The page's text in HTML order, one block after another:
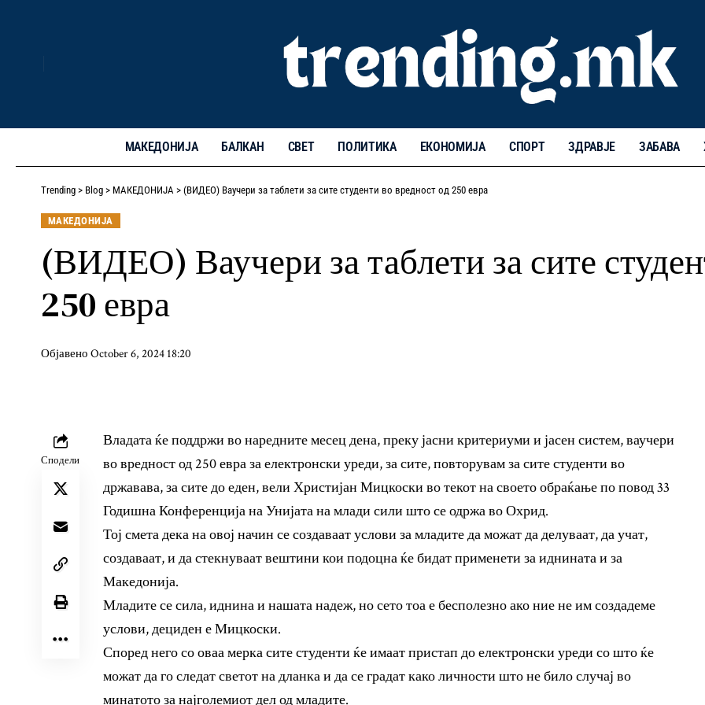
МАКЕДОНИЈА БАЛКАН СВЕТ ПОЛИТИКА ЕКОНОМИЈА СПОРТ ЗДРАВЈЕ ЗАБАВА
Trending > Blog > МАКЕДОНИЈА > (ВИДЕО) Ваучери за таблети за сите студенти во вредност од 250 евра
МАКЕДОНИЈА
(ВИДЕО) Ваучери за таблети за сите
250 евра
Објавено October 6, 2024 18:20
Сподели
Владата ќе поддржи во наредните месец дена, преку јасни критериуми и јасен систем, ваучери
во вредност од 250 евра за електронски уреди, за сите, повторувам за сите студенти во
државава, за сите до еден, вели Христијан Мицкоски во текот на своето обраќање по повод 33
Годишна Конференција на Унијата на млади сили што се одржа во Охрид.
Тој смета дека на овој начин се создаваат услови за младите да можат да делуваат, да учат,
создаваат, и да стекнуваат вештини кои подоцна ќе бидат применети за иднината и за
Македонија.
Младите се сила, иднина и нашата надеж, но сето тоа е бесполезно ако ние не им создадеме
услови, дециден е Мицкоски.
Според него со оваа мерка сите студенти ќе имаат пристап до електронски уреди со што ќе
можат да го следат светот на дланка и да се градат како личности што не било случај во
минатото за најголемиот дел од младите.